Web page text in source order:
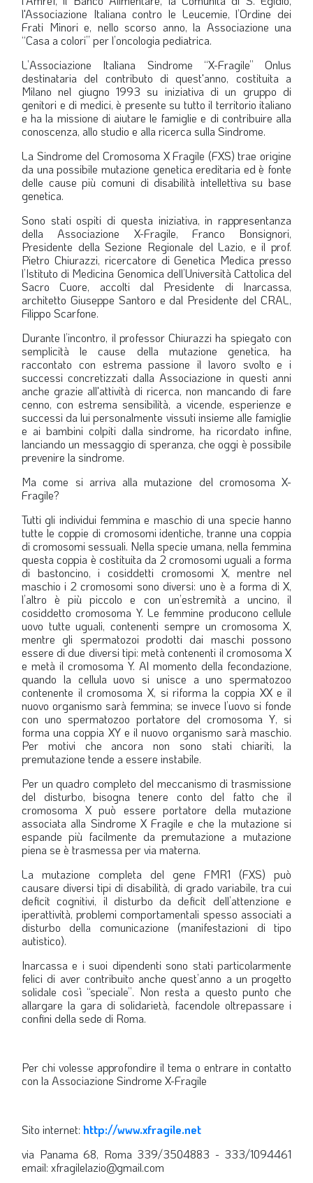
CAMBIA NUMERO expand_more
l'Associazione Italiana contro le Leucemie, l’Ordine dei
Frati Minori e, nello scorso anno, la Associazione una
“Casa a colori” per l’oncologia pediatrica.
L’Associazione Italiana Sindrome “X-Fragile” Onlus
destinataria del contributo di quest'anno, costituita a
Milano nel giugno 1993 su iniziativa di un gruppo di
genitori e di medici, è presente su tutto il territorio italiano
e ha la missione di aiutare le famiglie e di contribuire alla
conoscenza, allo studio e alla ricerca sulla Sindrome.
La Sindrome del Cromosoma X Fragile (FXS) trae origine
da una possibile mutazione genetica ereditaria ed è fonte
delle cause più comuni di disabilità intellettiva su base
genetica.
Sono stati ospiti di questa iniziativa, in rappresentanza
della Associazione X-Fragile, Franco Bonsignori,
Presidente della Sezione Regionale del Lazio, e il prof.
Pietro Chiurazzi, ricercatore di Genetica Medica presso
l’Istituto di Medicina Genomica dell’Università Cattolica del
Sacro Cuore, accolti dal Presidente di Inarcassa,
architetto Giuseppe Santoro e dal Presidente del CRAL,
Filippo Scarfone.
Durante l’incontro, il professorChiurazzi ha spiegato con
semplicità le cause della mutazione genetica, ha
raccontato con estrema passione il lavoro svolto e i
successi concretizzati dalla Associazione in questi anni
anche grazie all'attività di ricerca, non mancando di fare
cenno, con estrema sensibilità, a vicende, esperienze e
successi da lui personalmente vissuti insieme alle famiglie
e ai bambini colpiti dalla sindrome, ha ricordato infine,
lanciando un messaggio di speranza, che oggi è possibile
prevenire la sindrome.
Ma come si arriva alla mutazione del cromosoma X-
Fragile?
Tutti gli individui femmina e maschio di una specie hanno
tutte le coppie di cromosomi identiche, tranne una coppia
di cromosomi sessuali. Nella specie umana, nella femmina
questa coppia è costituita da 2 cromosomi uguali a forma
di bastoncino, i cosiddetti cromosomi X, mentre nel
maschio i 2 cromosomi sono diversi: uno è a forma di X,
l’altro è più piccolo e con un’estremità a uncino, il
cosiddetto cromosoma Y. Le femmine producono cellule
uovo tutte uguali, contenenti sempre un cromosoma X,
mentre gli spermatozoi prodotti dai maschi possono
essere di due diversi tipi: metà contenenti il cromosoma X
e metà il cromosoma Y. Al momento della fecondazione,
quando la cellula uovo si unisce a uno spermatozoo
contenente il cromosoma X, si riforma la coppia XX e il
nuovo organismo sarà femmina; se invece l’uovo si fonde
con uno spermatozoo portatore del cromosoma Y, si
forma una coppia XY e il nuovo organismo sarà maschio.
Per motivi che ancora non sono stati chiariti, la
premutazione tende a essere instabile.
Per un quadro completo del meccanismo di trasmissione
del disturbo, bisogna tenere conto del fatto che il
cromosoma X può essere portatore della mutazione
associata alla Sindrome X Fragile e che la mutazione si
espande più facilmente da premutazione a mutazione
piena se è trasmessa per via materna.
La mutazione completa del gene FMR1 (FXS) può
causare diversi tipi di disabilità, di grado variabile, tra cui
deficit cognitivi, il disturbo da deficit dell’attenzione e
iperattività, problemi comportamentali spesso associati a
disturbo della comunicazione (manifestazioni di tipo
autistico).
Inarcassa e i suoi dipendenti sono stati particolarmente
felici di aver contribuito anche quest’anno a un progetto
solidale così “speciale”. Non resta a questo punto che
allargare la gara di solidarietà, facendole oltrepassare i
confini della sede di Roma.
Per chi volesse approfondire il tema o entrare in contatto
con la Associazione Sindrome X-Fragile
Sito internet: http://www.xfragile.net
via Panama 68, Roma 339/3504883 - 333/1094461
email: xfragilelazio@gmail.com